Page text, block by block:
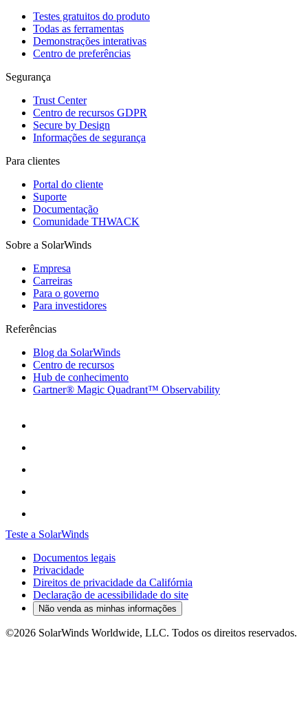
Testes gratuitos do produto
Todas as ferramentas
Demonstrações interativas
Centro de preferências
Segurança
Trust Center
Centro de recursos GDPR
Secure by Design
Informações de segurança
Para clientes
Portal do cliente
Suporte
Documentação
Comunidade THWACK
Sobre a SolarWinds
Empresa
Carreiras
Para o governo
Para investidores
Referências
Blog da SolarWinds
Centro de recursos
Hub de conhecimento
Gartner® Magic Quadrant™ Observability
Teste a SolarWinds
Documentos legais
Privacidade
Direitos de privacidade da Califórnia
Declaração de acessibilidade do site
Não venda as minhas informações
©2026 SolarWinds Worldwide, LLC. Todos os direitos reservados.